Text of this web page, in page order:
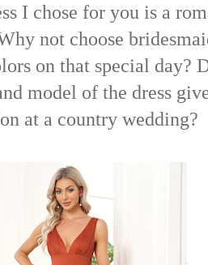
I chose for you is a
not choose
on that special day?
model of the dress
at a country wedding?